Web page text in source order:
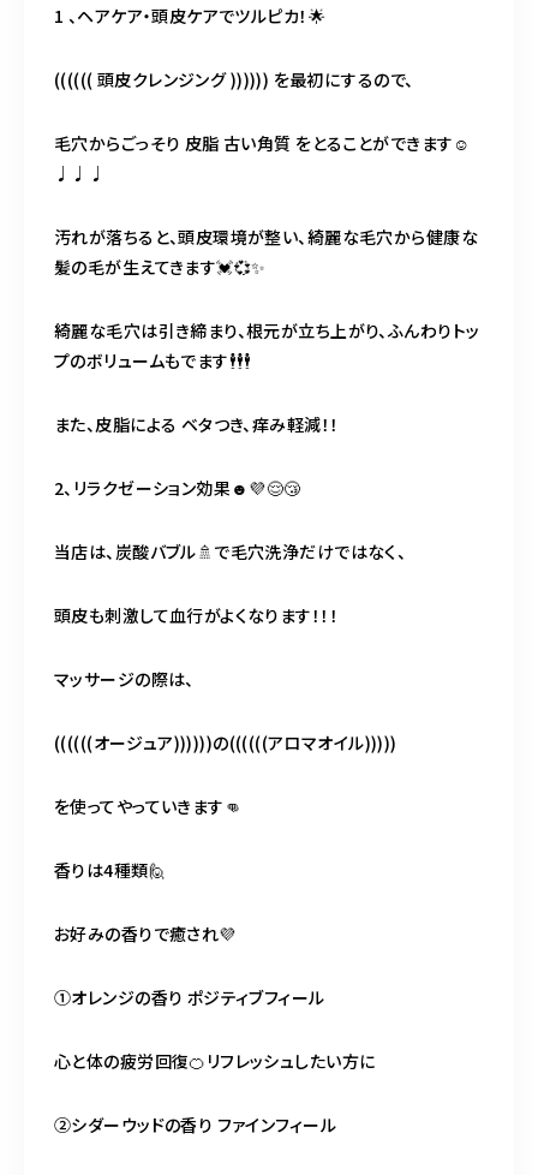
1 、ヘアケア・頭皮ケアでツルピカ！🌟
(((((( 頭皮クレンジング )))))) を最初にするので、
毛穴からごっそり 皮脂 古い角質 をとることができます‪☺︎‬
♩♩♩
汚れが落ちると、頭皮環境が整い、綺麗な毛穴から健康な
髪の毛が生えてきます💓💞✨
綺麗な毛穴は引き締まり、根元が立ち上がり、ふんわりトッ
プのボリュームもでます🕴🕴🕴
また、皮脂による ベタつき、痒み軽減！！
2、リラクゼーション効果☻💜😌😴
当店は、炭酸バブル🚿で毛穴洗浄だけではなく、
頭皮も刺激して血行がよくなります！！！
マッサージの際は、
((((((オージュア))))))の((((((アロマオイル)))))
を使ってやっていきます👊
香りは4種類🙋
お好みの香りで癒され💜
①オレンジの香り ポジティブフィール
心と体の疲労回復🍊リフレッシュしたい方に
②シダーウッドの香り ファインフィール
【anrio TIERRA】営業時間 9:00～17:00（日月除く）